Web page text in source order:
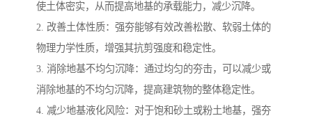
使土体密实，从而提高地基的承载能力，减少沉降。
2. 改善土体性质：强夯能够有效改善松散、软弱土体的
物理力学性质，增强其抗剪强度和稳定性。
3. 消除地基不均匀沉降：通过均匀的夯击，可以减少或
消除地基的不均匀沉降，提高建筑物的整体稳定性。
4. 减少地基液化风险：对于饱和砂土或粉土地基，强夯